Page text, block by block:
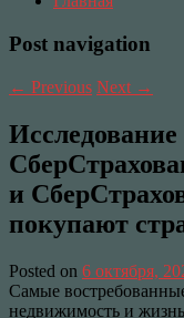
Post navigation
← Previous Next →
и
покупают
Posted on 6 октября,
Самые
недвижимость и